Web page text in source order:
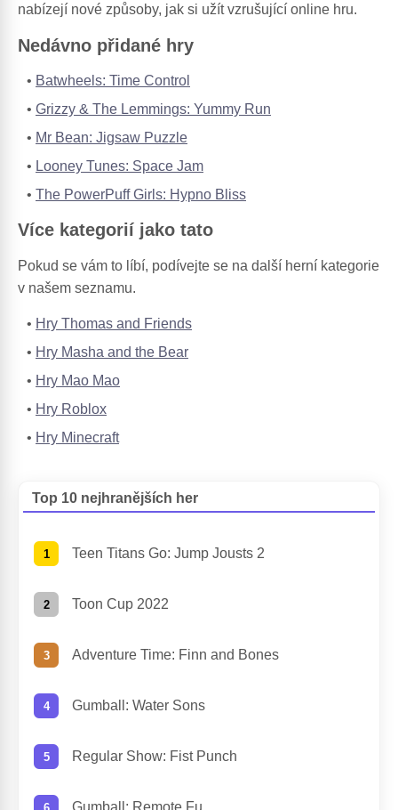
nabízejí nové způsoby, jak si užít vzrušující online hru.
Nedávno přidané hry
Batwheels: Time Control
Grizzy & The Lemmings: Yummy Run
Mr Bean: Jigsaw Puzzle
Looney Tunes: Space Jam
The PowerPuff Girls: Hypno Bliss
Více kategorií jako tato
Pokud se vám to líbí, podívejte se na další herní kategorie
v našem seznamu.
Hry Thomas and Friends
Hry Masha and the Bear
Hry Mao Mao
Hry Roblox
Hry Minecraft
Top 10 nejhranějších her
Teen Titans Go: Jump Jousts 2
Toon Cup 2022
Adventure Time: Finn and Bones
Gumball: Water Sons
Regular Show: Fist Punch